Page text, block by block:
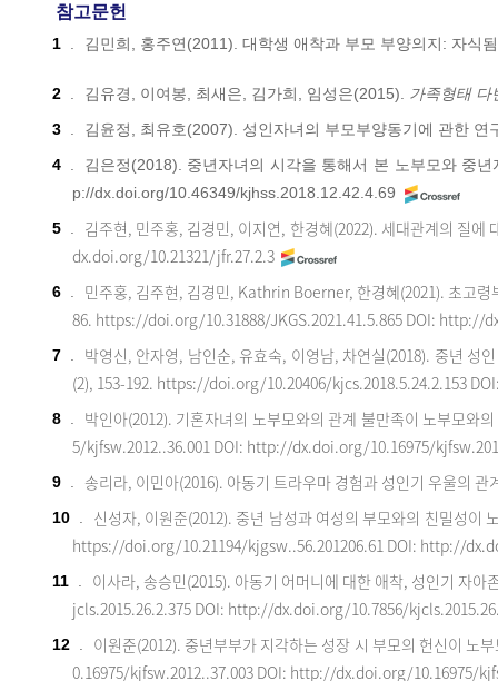
참고문헌
1 김민희, 홍주연(2011). 대학생 애착과 부모 부양의지: 자식
2 김유경, 이여봉, 최새은, 김가희, 임성은(2015). 가족형태 다
3
김윤정, 최유호(2007). 성인자녀의 부모부양동기에 관한
4
김은정(2018). 중년자녀의 시각을 통해서 본 노부모와 중
p://dx.doi.org/10.46349/kjhss.2018.12.42.4.69
5
김주현, 민주홍, 김경민, 이지연, 한경혜(2022). 세대관계의 질
dx.doi.org/10.21321/jfr.27.2.3
6
민주홍, 김주현, 김경민, Kathrin Boerner, 한경혜(2021). 초고
86. https://doi.org/10.31888/JKGS.2021.41.5.865 DOI: http://
7
박영신, 안자영, 남인순, 유효숙, 이영남, 차연실(2018). 중년 성
(2), 153-192. https://doi.org/10.20406/kjcs.2018.5.24.2.153
8
박인아(2012). 기혼자녀의 노부모와의 관계 불만족이 노부모와
5/kjfsw.2012..36.001 DOI: http://dx.doi.org/10.16975/
9 송리라, 이민아(2016). 아동기 트라우마 경험과 성인기 우울의
10
신성자, 이원준(2012). 중년 남성과 여성의 부모와의 친밀성
https://doi.org/10.21194/kjgsw..56.201206.61 DOI: http://
11
이사라, 송승민(2015). 아동기 어머니에 대한 애착, 성인기 자
jcls.2015.26.2.375 DOI: http://dx.doi.org/10.7856/
12
이원준(2012). 중년부부가 지각하는 성장 시 부모의 헌신이 노
0.16975/kjfsw.2012..37.003 DOI: http://dx.doi.org/10.16975/